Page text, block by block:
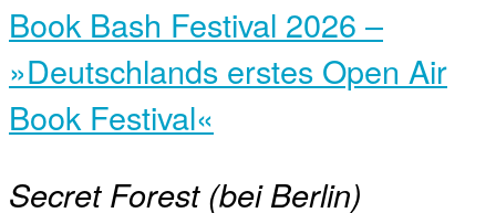
Book Bash Festival 2026 –
»Deutschlands erstes Open Air
Book Festival«
Secret Forest (bei Berlin)